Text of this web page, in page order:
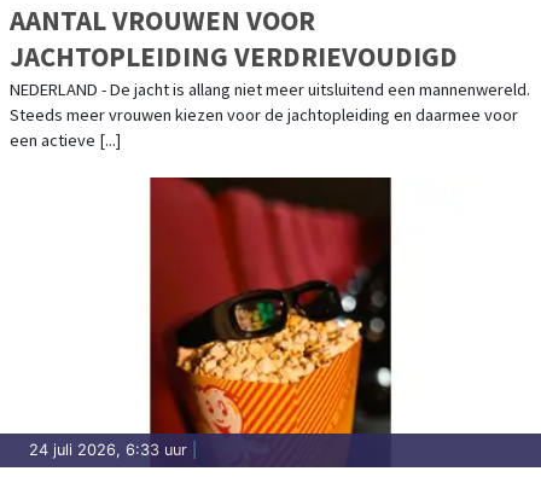
AANTAL VROUWEN VOOR
JACHTOPLEIDING VERDRIEVOUDIGD
NEDERLAND - De jacht is allang niet meer uitsluitend een mannenwereld.
Steeds meer vrouwen kiezen voor de jachtopleiding en daarmee voor
een actieve [...]
24 juli 2026, 6:33 uur